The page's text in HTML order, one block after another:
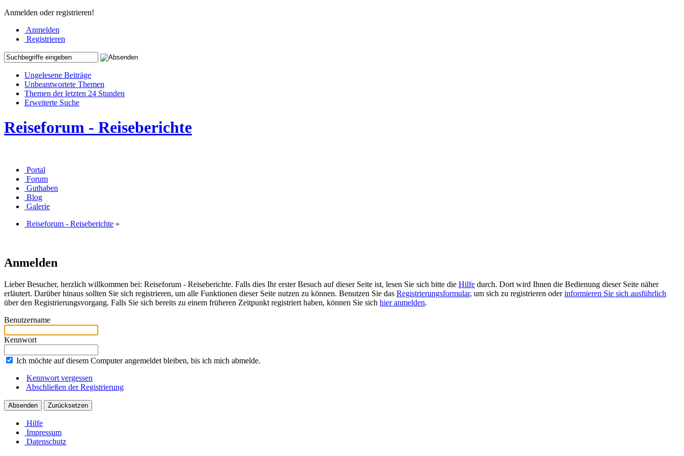
Anmelden oder registrieren!
Anmelden
Registrieren
Ungelesene Beiträge
Unbeantwortete Themen
Themen der letzten 24 Stunden
Erweiterte Suche
Reiseforum - Reiseberichte
Portal
Forum
Guthaben
Blog
Galerie
Reiseforum - Reiseberichte »
Anmelden
Lieber Besucher, herzlich willkommen bei: Reiseforum - Reiseberichte. Falls dies Ihr erster Besuch auf dieser Seite ist, lesen Sie sich bitte die Hilfe durch. Dort wird Ihnen die Bedienung dieser Seite näher
erläutert. Darüber hinaus sollten Sie sich registrieren, um alle Funktionen dieser Seite nutzen zu können. Benutzen Sie das Registrierungsformular, um sich zu registrieren oderinformieren Sie sich ausführlich
über den Registrierungsvorgang. Falls Sie sich bereits zu einem früheren Zeitpunkt registriert haben, können Sie sich hier anmelden.
Benutzername
Kennwort
Ich möchte auf diesem Computer angemeldet bleiben, bis ich mich abmelde.
Kennwort vergessen
Abschließen der Registrierung
Hilfe
Impressum
Datenschutz